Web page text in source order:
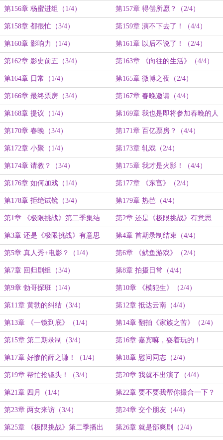
第156章 杨蜜进组（1/4） 第157章 得偿所愿？（2/4）
第158章 都很忙（3/4） 第159章 演不下去了！（4/4）
第160章 影响力（1/4） 第161章 以后不说了！（2/4）
第162章 影史前五（3/4） 第163章 《向往的生活》（4/4）
第164章 日常（1/4） 第165章 微博之夜（2/4）
第166章 最终票房（3/4） 第167章 春晚邀请（4/4）
第168章 提议（1/4） 第169章 我也是即将参加春晚的人
了！（2/4）
第170章 春晚（3/4） 第171章 百亿票房？（4/4）
第172章 小聚（1/4） 第173章 轧戏（2/4）
第174章 请教？（3/4） 第175章 我才是火影！（4/4）
第176章 如何加戏（1/4） 第177章 《东宫》（2/4）
第178章 拒绝试镜（3/4） 第179章 热芭（4/4）
第1章 《极限挑战》第二季集结
（1/4）
第2章 还是《极限挑战》有意思
（上）（2/4）
第3章 还是《极限挑战》有意思
（上）（3/4）
第4章 首期录制结束（4/4）
第5章 真人秀+电影？（1/4） 第6章 《鱿鱼游戏》（2/4）
第7章 回归剧组（3/4） 第8章 拍摄日常（4/4）
第9章 勃哥探班（1/4） 第10章 《模犯生》（2/4）
第11章 黄勃的纠结（3/4） 第12章 抵达云南（4/4）
第13章 《一镜到底》（1/4） 第14章 翻拍《家族之苦》（2/4）
第15章 第二期录制（3/4） 第16章 嘉宾嘛，耍着玩的！
（4/4）
第17章 好惨的薛之谦！（1/4） 第18章 慰问同志（2/4）
第19章 帮忙抢镜头！（3/4） 第20章 我就不出演了（4/4）
第21章 四月（1/4） 第22章 要不要我帮你撮合一下？
（2/4）
第23章 两女来访（3/4） 第24章 交个朋友（4/4）
第25章 《极限挑战》第二季播出 第26章 就是部爽剧（2/4）